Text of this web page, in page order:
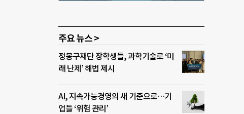
주요 뉴스 >
정몽구재단 장학생들, 과학기술로 ‘미
래 난제’ 해법 제시
AI, 지속가능경영의 새 기준으로…기
업들 ‘위험 관리’